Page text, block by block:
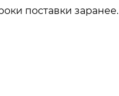
поставки заранее.